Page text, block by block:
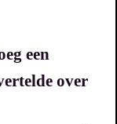
een
over